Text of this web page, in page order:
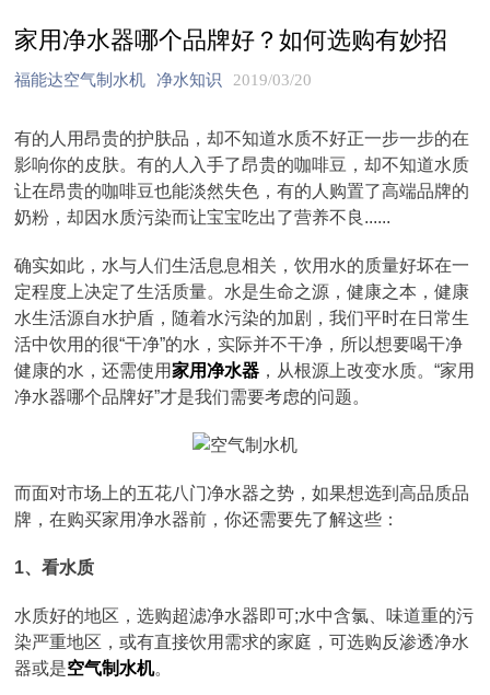
家用净水器哪个品牌好？如何选购有妙招
福能达空气制水机 净水知识 2019/03/20
有的人用昂贵的护肤品，却不知道水质不好正一步一步的在
影响你的皮肤。有的人入手了昂贵的咖啡豆，却不知道水质
让在昂贵的咖啡豆也能淡然失色，有的人购置了高端品牌的
奶粉，却因水质污染而让宝宝吃出了营养不良......
确实如此，水与人们生活息息相关，饮用水的质量好坏在一
定程度上决定了生活质量。水是生命之源，健康之本，健康
水生活源自水护盾，随着水污染的加剧，我们平时在日常生
活中饮用的很“干净”的水，实际并不干净，所以想要喝干净
健康的水，还需使用家用净水器 ，从根源上改变水质。“家用
净水器哪个品牌好”才是我们需要考虑的问题。
而面对市场上的五花八门净水器之势，如果想选到高品质品
牌，在购买家用净水器前，你还需要先了解这些：
1、看水质
水质好的地区，选购超滤净水器即可;水中含氯、味道重的污
染严重地区，或有直接饮用需求的家庭，可选购反渗透净水
器或是空气制水机。